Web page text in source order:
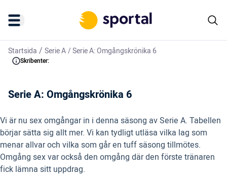
Startsida / Serie A/Serie A: Omgångskrönika 6
Skribenter:
Serie A: Omgångskrönika 6
Vi är nu sex omgångar in i denna säsong av Serie A. Tabellen
börjar sätta sig allt mer. Vi kan tydligt utläsa vilka lag som
menar allvar och vilka som går en tuff säsong tillmötes.
Omgång sex var också den omgång där den förste tränaren
fick lämna sitt uppdrag.